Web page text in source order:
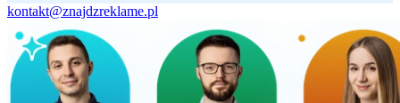
kontakt@znajdzreklame.pl